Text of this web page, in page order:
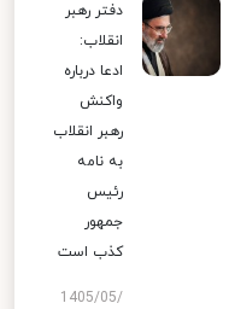
دفتر رهبر
انقلاب:
ادعا درباره
واکنش
رهبر انقلاب
به نامه
رئیس
جمهور
کذب است
1405/05/